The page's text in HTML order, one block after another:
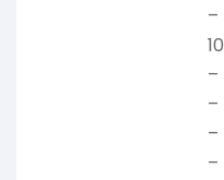
–
–
–
–
–